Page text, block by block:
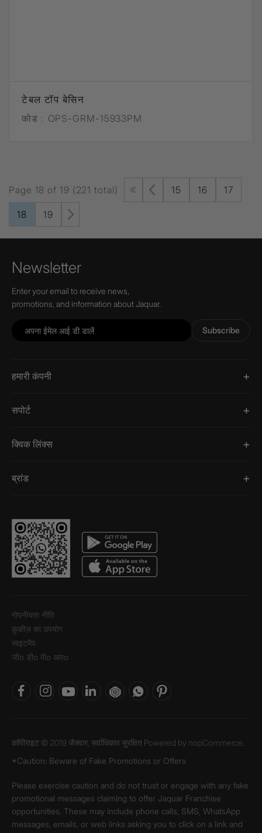
टेबल टॉप बेसिन
कोड : OPS-GRM-15933PM
Page 18 of 19 (221 total) 15 16 17
18 19
Newsletter
Enter your email to receive news,
promotions, and information about Jaquar.
Subscribe
हमारी कंपनी
सपोर्ट
क्विक लिंक्स
ब्रांड
गोपनीयता नीति
कुकीज़ का उपयोग
साइटमैप
जीo डीo पीo आरo
कॉपीराइट © 2019 जैक्वार, सर्वाधिकार सुरक्षित Powered by nopCommerce.
*Caution: Beware of Fake Promotions or Offers
Please exercise caution and do not trust or engage with any fake
promotional messages claiming to offer Jaquar Franchise
opportunities. These may include phone calls, SMS, WhatsApp
messages, emails, or web links asking you to click on a link and